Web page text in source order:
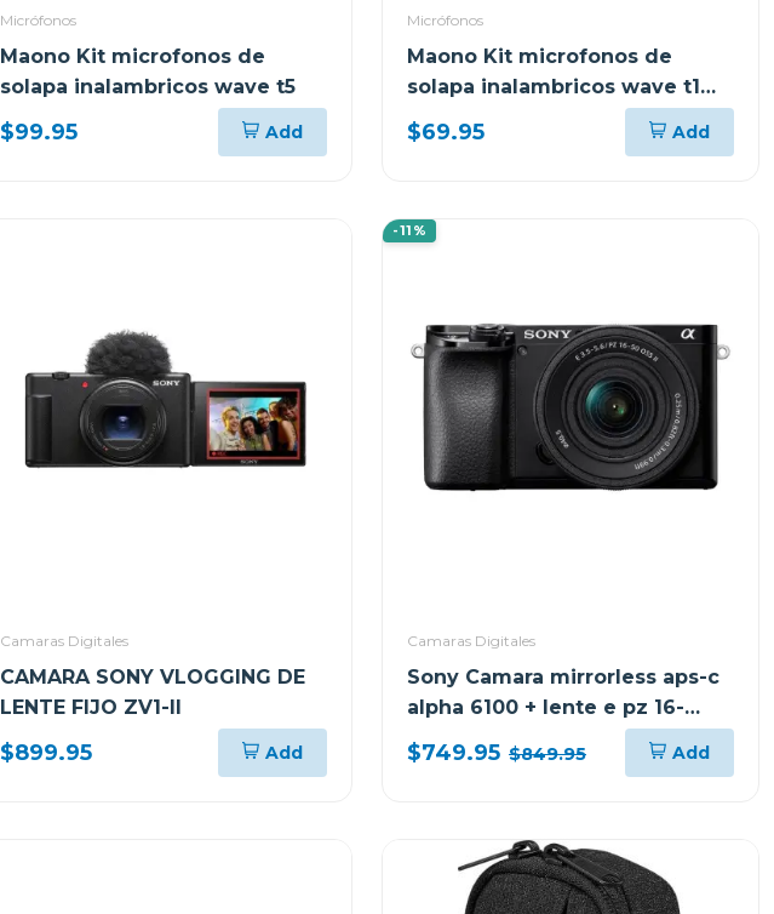
Micrófonos
Maono Kit microfonos de
solapa inalambricos wave t5
$99.95 Add
Micrófonos
Maono Kit microfonos de
solapa inalambricos wave t1
mini
$69.95 Add
Camaras Digitales
CAMARA SONY VLOGGING DE
LENTE FIJO ZV1-II
$899.95 Add
-11%
Camaras Digitales
Sony Camara mirrorless aps-c
alpha 6100 + lente e pz 16-
50mm f3.5-5.6 oss ii
$749.95 $849.95 Add